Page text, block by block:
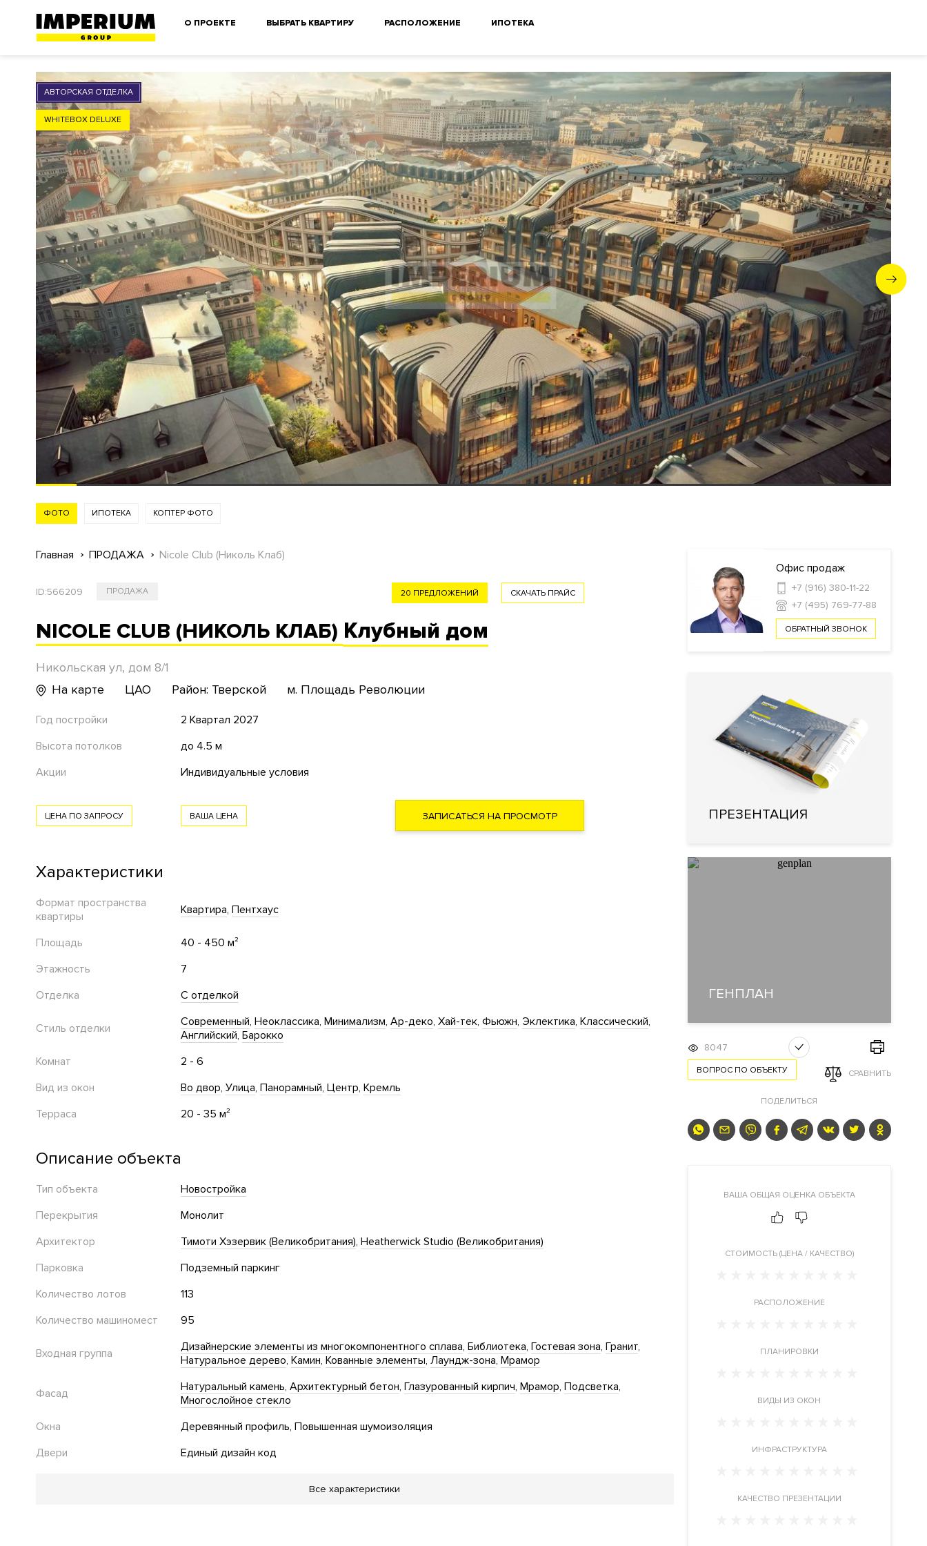
О ПРОЕКТЕ ВЫБРАТЬ КВАРТИРУ РАСПОЛОЖЕНИЕ ИПОТЕКА
АВТОРСКАЯ ОТДЕЛКА
WHITEBOX DELUXE
ФОТО ИПОТЕКА КОПТЕР ФОТО
Главная ПРОДАЖА Nicole Club (Николь Клаб)
ID:566209 ПРОДАЖА СКАЧАТЬ ПРАЙС
20 ПРЕДЛОЖЕНИЙ
NICOLE CLUB (НИКОЛЬ КЛАБ) Клубный дом
Никольская ул, дом 8/1
На карте
ЦАО Район: Тверской м. Площадь Революции
Год постройки
2 Квартал 2027
Высота потолков
до 4.5 м
Акции
Индивидуальные условия
ЦЕНА ПО ЗАПРОСУ ВАША ЦЕНА ЗАПИСАТЬСЯ НА ПРОСМОТР
Характеристики
Формат пространства
квартиры
Квартира Пентхаус
Площадь
40 - 450 м²
Этажность
7
Отделка
С отделкой
Стиль отделки Современный Неоклассика Минимализм Ар-деко Хай-тек Фьюжн Эклектика Классический
Английский Барокко
Комнат
2 - 6
Вид из окон
Во двор Улица Панорамный Центр Кремль
Терраса
20 - 35 м²
Описание объекта
Тип объекта
Новостройка
Перекрытия
Монолит
Архитектор
Тимоти Хэзервик (Великобритания) Heatherwick Studio (Великобритания)
Парковка
Подземный паркинг
Количество лотов
113
Количество машиномест
95
Входная группа Дизайнерские элементы из многокомпонентного сплава Библиотека Гостевая зона Гранит
Натуральное дерево Камин Кованные элементы Лаундж-зона Мрамор
Фасад Натуральный камень Архитектурный бетон Глазурованный кирпич Мрамор Подсветка
Многослойное стекло
Окна
Деревянный профиль Повышенная шумоизоляция
Двери
Единый дизайн код
Все характеристики
Офис продаж
+7 (916) 380-11-22
+7 (495) 769-77-88
ОБРАТНЫЙ ЗВОНОК
ПРЕЗЕНТАЦИЯ
ГЕНПЛАН
8047
ВОПРОС ПО ОБЪЕКТУ СРАВНИТЬ
ПОДЕЛИТЬСЯ
ВАША ОБЩАЯ ОЦЕНКА ОБЪЕКТА
CТОИМОСТЬ (ЦЕНА / КАЧЕСТВО)
РАСПОЛОЖЕНИЕ
ПЛАНИРОВКИ
ВИДЫ ИЗ ОКОН
ИНФРАСТРУКТУРА
КАЧЕСТВО ПРЕЗЕНТАЦИИ